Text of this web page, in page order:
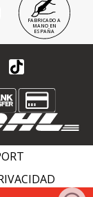
FABRICADO A
MANO EN
ESPAÑA